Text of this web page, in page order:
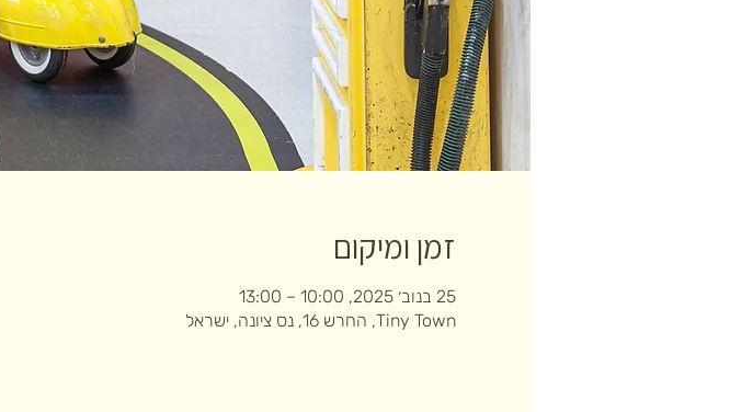
זמן ומיקום
25 בנוב׳ 2025, 10:00 – 13:00
Tiny Town, החרש 16, נס ציונה, ישראל